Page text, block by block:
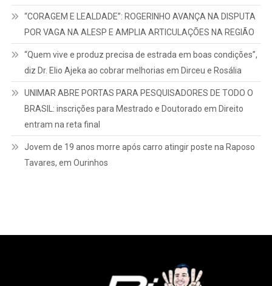
“CORAGEM E LEALDADE”: ROGERINHO AVANÇA NA DISPUTA
POR VAGA NA ALESP E AMPLIA ARTICULAÇÕES NA REGIÃO
“Quem vive e produz precisa de estrada em boas condições”,
diz Dr. Elio Ajeka ao cobrar melhorias em Dirceu e Rosália
UNIMAR ABRE PORTAS PARA PESQUISADORES DE TODO O
BRASIL: inscrições para Mestrado e Doutorado em Direito
entram na reta final
Jovem de 19 anos morre após carro atingir poste na Raposo
Tavares, em Ourinhos